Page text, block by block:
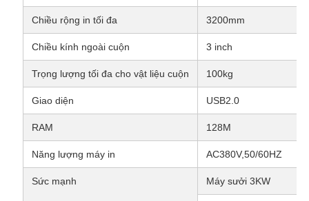
Chiều rộng in tối đa 3200mm
Chiều kính ngoài cuộn 3 inch
Trọng lượng tối đa cho vật liệu cuộn 100kg
Giao diện USB2.0
RAM 128M
Năng lượng máy in AC380V,50/60HZ
Sức mạnh Máy sưởi 3KW